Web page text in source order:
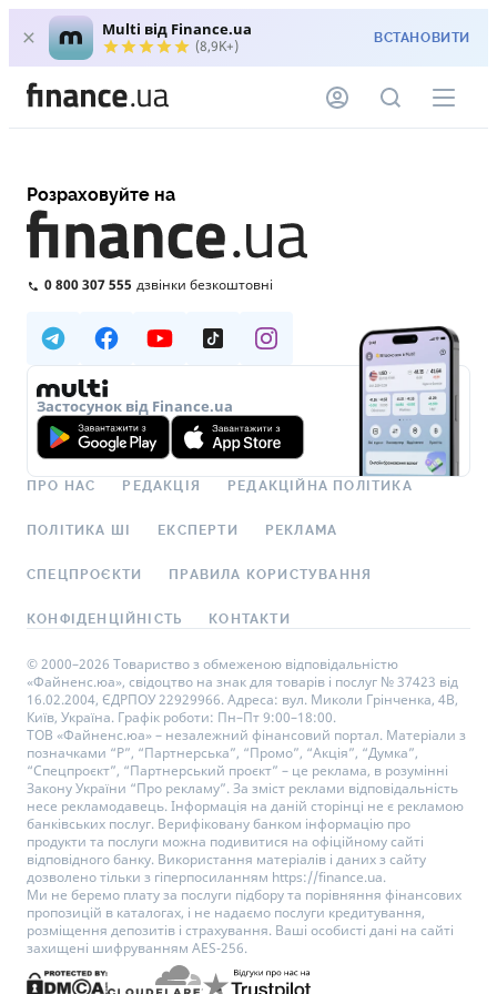
Multi від Finance.ua
(8,9K+) ВСТАНОВИТИ
Розраховуйте на
0 800 307 555 дзвінки безкоштовні
Застосунок від Finance.ua
ПРО НАС РЕДАКЦІЯ РЕДАКЦІЙНА ПОЛІТИКА
ПОЛІТИКА ШІ ЕКСПЕРТИ РЕКЛАМА
СПЕЦПРОЄКТИ ПРАВИЛА КОРИСТУВАННЯ
КОНФІДЕНЦІЙНІСТЬ КОНТАКТИ
© 2000–2026 Товариство з обмеженою відповідальністю
«Файненс.юа», свідоцтво на знак для товарів і послуг № 37423 від
16.02.2004, ЄДРПОУ 22929966. Адреса: вул. Миколи Грінченка, 4В,
Київ, Україна. Графік роботи: Пн–Пт 9:00–18:00.
ТОВ «Файненс.юа» – незалежний фінансовий портал. Матеріали з
позначками “Р”, “Партнерська”, “Промо”, “Акція”, “Думка”,
“Спецпроєкт”, “Партнерський проєкт” – це реклама, в розумінні
Закону України “Про рекламу”. За зміст реклами відповідальність
несе рекламодавець. Інформація на даній сторінці не є рекламою
банківських послуг. Верифіковану банком інформацію про
продукти та послуги можна подивитися на офіційному сайті
відповідного банку. Використання матеріалів і даних з сайту
дозволено тільки з гіперпосиланням https://finance.ua.
Ми не беремо плату за послуги підбору та порівняння фінансових
пропозицій в каталогах, і не надаємо послуги кредитування,
розміщення депозитів і страхування. Ваші особисті дані на сайті
захищені шифруванням AES-256.